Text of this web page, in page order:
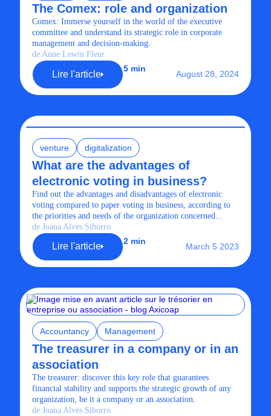
The Comex: role and organization
Comex: Immerse yourself in the world of the executive
committee and understand its strategic role in corporate
management and decision-making.
de Anne Lewin Fleur
Lire l'article
5 min
August 28, 2024
venture digitalization
What are the advantages of
electronic voting in business?
Find out the advantages and disadvantages of electronic
voting compared to paper voting in business, according to
the priorities and needs of the organization concerned...
de Joana Alves Siborro
Lire l'article
2 min
March 5 2023
Accountancy Management
The treasurer in a company or in an
association
The treasurer: discover this key role that guarantees
financial stability and supports the strategic growth of any
organization, be it a company or an association.
de Joana Alves Siborro